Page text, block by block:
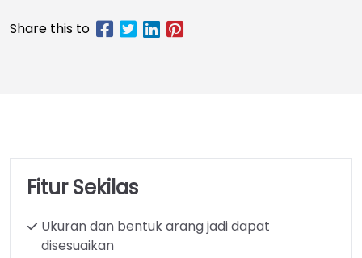
Fitur Sekilas
Ukuran dan bentuk arang jadi dapat
disesuaikan